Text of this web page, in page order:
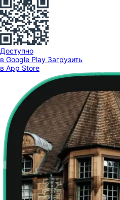
Доступно
в Google Play Загрузить
в App Store